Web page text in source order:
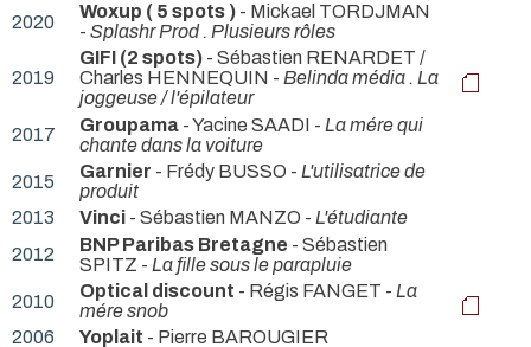
2020
Woxup ( 5 spots ) - Mickael TORDJMAN
- Splashr Prod . Plusieurs rôles
2019
GIFI (2 spots) - Sébastien RENARDET /
Charles HENNEQUIN - Belinda média . La
joggeuse / l'épilateur
2017
Groupama - Yacine SAADI - La mére qui
chante dans la voiture
2015
Garnier - Frédy BUSSO - L'utilisatrice de
produit
2013
Vinci - Sébastien MANZO - L'étudiante
2012
BNP Paribas Bretagne - Sébastien
SPITZ - La fille sous le parapluie
2010
Optical discount - Régis FANGET - La
mére snob
2006
Yoplait - Pierre BAROUGIER